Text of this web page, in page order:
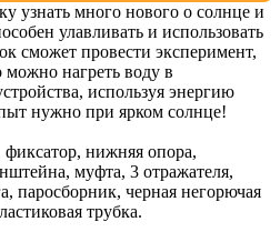
узнать много нового о солнце и
улавливать и использовать
сможет провести эксперимент,
можно нагреть воду в
используя энергию
нужно при ярком солнце!
фиксатор, нижняя опора,
муфта, 3 отражателя,
паросборник, черная негорючая
трубка.